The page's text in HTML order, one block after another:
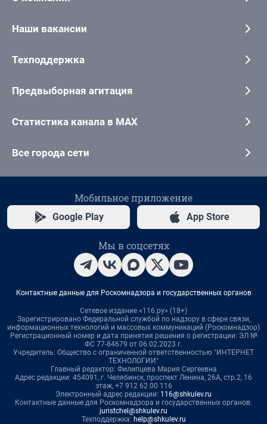
Наши вакансии
Техподдержка
Предвыборная агитация
Статистика канала в MAX
Все города сети
Мобильное приложение
Google Play App Store
Мы в соцсетях
Контактные данные для Роскомнадзора и государственных органов
Сетевое издание «116.ру» (18+)
Зарегистрировано Федеральной службой по надзору в сфере связи,
информационных технологий и массовых коммуникаций (Роскомнадзор)
Регистрационный номер и дата принятия решения о регистрации: ЭЛ №
ФС 77-84679 от 06.02.2023 г.
Учредитель: Общество с ограниченной ответственностью "ИНТЕРНЕТ
ТЕХНОЛОГИИ"
Главный редактор: Филипцева Мария Сергеевна
Адрес редакции: 454091, г. Челябинск, проспект Ленина, 26А, стр.2, 16
этаж, +7 912 62 00 116
Электронный адрес редакции: 116@shkulev.ru
Контактные данные для Роскомнадзора и государственных органов:
juristchel@shkulev.ru
Техподдержка: help@shkulev.ru